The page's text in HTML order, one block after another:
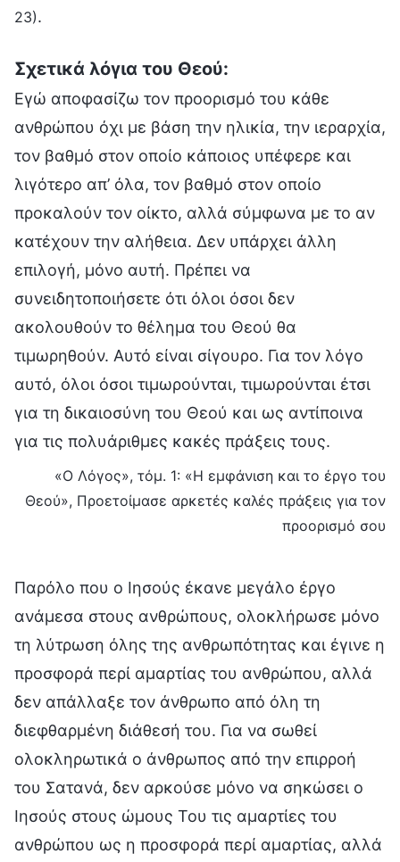
23).
Σχετικά λόγια του Θεού:
Εγώ αποφασίζω τον προορισμό του κάθε
ανθρώπου όχι με βάση την ηλικία, την ιεραρχία,
τον βαθμό στον οποίο κάποιος υπέφερε και
λιγότερο απ’ όλα, τον βαθμό στον οποίο
προκαλούν τον οίκτο, αλλά σύμφωνα με το αν
κατέχουν την αλήθεια. Δεν υπάρχει άλλη
επιλογή, μόνο αυτή. Πρέπει να
συνειδητοποιήσετε ότι όλοι όσοι δεν
ακολουθούν το θέλημα του Θεού θα
τιμωρηθούν. Αυτό είναι σίγουρο. Για τον λόγο
αυτό, όλοι όσοι τιμωρούνται, τιμωρούνται έτσι
για τη δικαιοσύνη του Θεού και ως αντίποινα
για τις πολυάριθμες κακές πράξεις τους.
«Ο Λόγος», τόμ. 1: «Η εμφάνιση και το έργο του
Θεού», Προετοίμασε αρκετές καλές πράξεις για τον
προορισμό σου
Παρόλο που ο Ιησούς έκανε μεγάλο έργο
ανάμεσα στους ανθρώπους, ολοκλήρωσε μόνο
τη λύτρωση όλης της ανθρωπότητας και έγινε η
προσφορά περί αμαρτίας του ανθρώπου, αλλά
δεν απάλλαξε τον άνθρωπο από όλη τη
διεφθαρμένη διάθεσή του. Για να σωθεί
ολοκληρωτικά ο άνθρωπος από την επιρροή
του Σατανά, δεν αρκούσε μόνο να σηκώσει ο
Ιησούς στους ώμους Του τις αμαρτίες του
ανθρώπου ως η προσφορά περί αμαρτίας, αλλά